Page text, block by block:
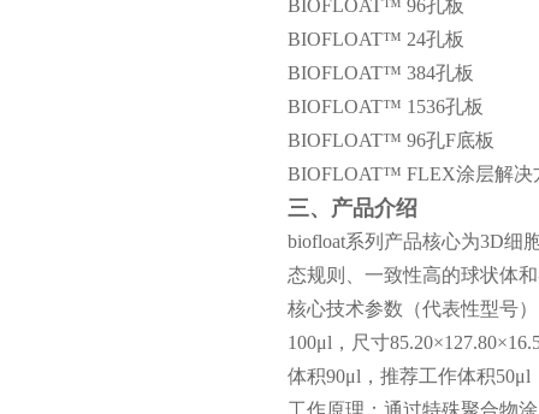
BIOFLOAT™ 96孔板
BIOFLOAT™ 24孔板
BIOFLOAT™ 384孔板
BIOFLOAT™ 1536孔板
BIOFLOAT™ 96孔F底板
BIOFLOAT™ FLEX涂层解决
三、产品介绍
biofloat系列产品核心为3D细
态规则、一致性高的球状体
核心技术参数（代表性型号
100μl，尺寸
体积90μl，推荐工作体积50μl
工作原理：通过特殊聚合物